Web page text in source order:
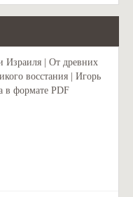
Израиля | От древних
восстания | Игорь
в формате PDF